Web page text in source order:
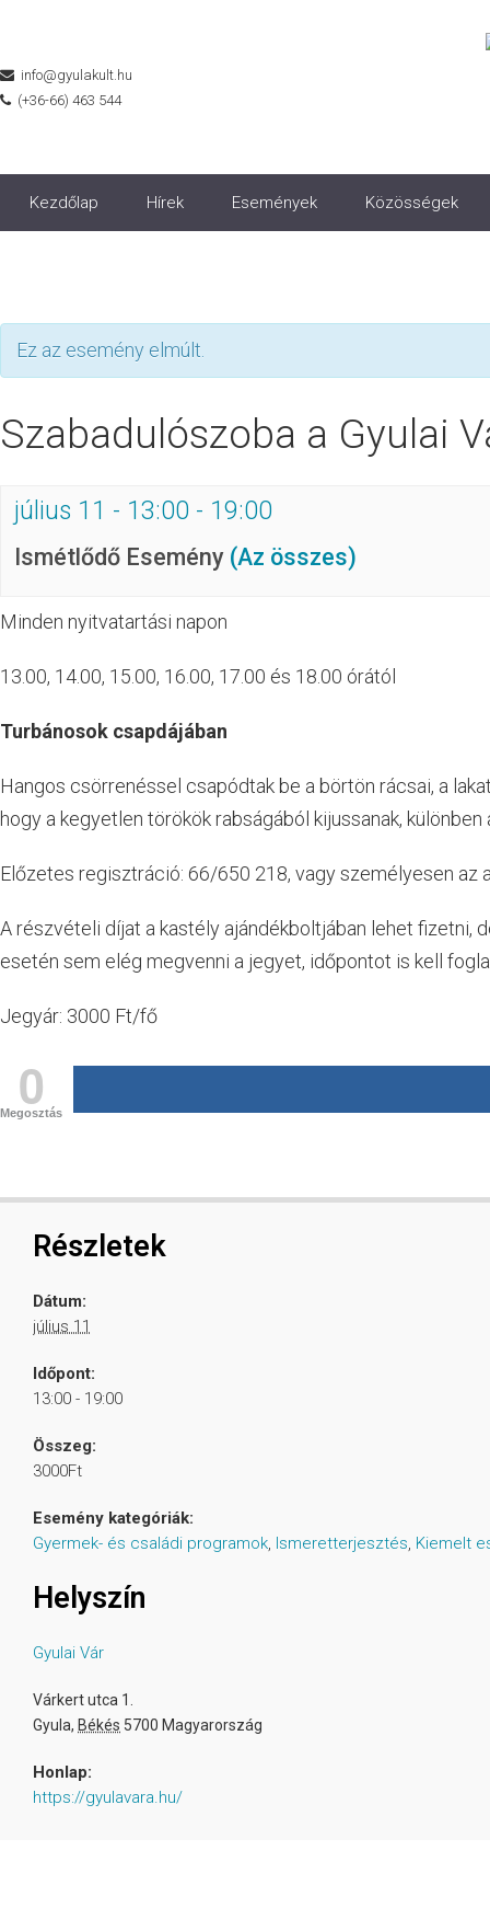
info@gyulakult.hu
(+36-66) 463 544
Kezdőlap Hírek Események Közösségek
Ez az esemény elmúlt.
Szabadulószoba a Gyulai
július 11 - 13:00 - 19:00
Ismétlődő Esemény (Az összes)
Minden nyitvatartási napon
13.00, 14.00, 15.00, 16.00, 17.00 és 18.00 órától
Turbánosok csapdájában
Hangos csörrenéssel csapódtak be a börtön rácsai, a
hogy a kegyetlen törökök rabságából kijussanak,
Előzetes regisztráció: 66/650 218, vagy személyesen az
A részvételi díjat a kastély ajándékboltjában lehet fizetni,
esetén sem elég megvenni a jegyet, időpontot is kell
Jegyár: 3000 Ft/fő
0
Megosztás
Részletek
Dátum:
július 11
Időpont:
13:00 - 19:00
Összeg:
3000Ft
Esemény kategóriák:
Gyermek- és családi programok, Ismeretterjesztés, Kiemelt
Helyszín
Gyulai Vár
Várkert utca 1.
Gyula, Békés 5700 Magyarország
Honlap:
https://gyulavara.hu/